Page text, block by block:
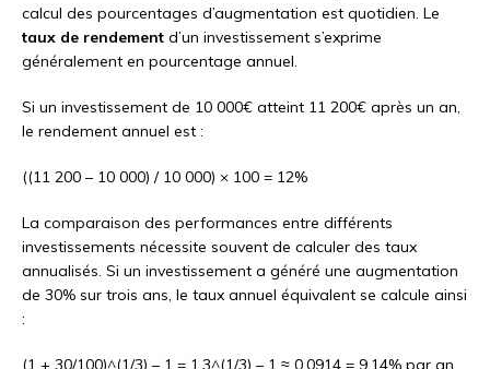
calcul des pourcentages d’augmentation est quotidien. Le
taux de rendement d’un investissement s’exprime
généralement en pourcentage annuel.
Si un investissement de 10 000€ atteint 11 200€ après un an,
le rendement annuel est :
((11 200 – 10 000) / 10 000) × 100 = 12%
La comparaison des performances entre différents
investissements nécessite souvent de calculer des taux
annualisés. Si un investissement a généré une augmentation
de 30% sur trois ans, le taux annuel équivalent se calcule ainsi
:
(1 + 30/100)^(1/3) – 1 = 1,3^(1/3) – 1 ≈ 0,0914 = 9,14% par an